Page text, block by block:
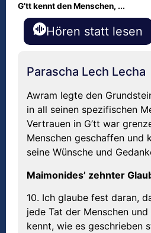
G’tt kennt den Menschen, ...
Hören statt lesen
Parascha Lech Lecha
Awram legte den
in all seinen spezifischen
Vertrauen in G’tt war
Menschen geschaffen und
seine Wünsche und
Maimonides’ zehnter
10. Ich glaube fest daran,
jede Tat der Menschen
kennt, wie es geschrieben